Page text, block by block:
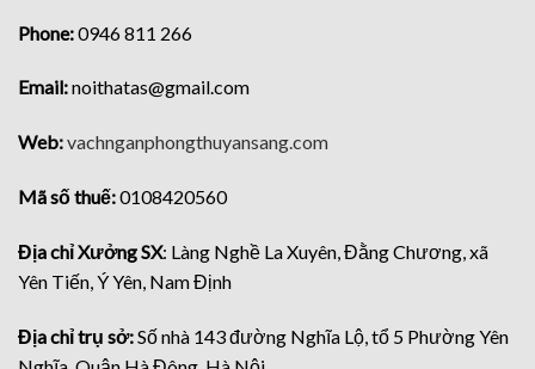
Phone:0946 811 266
Email:noithatas@gmail.com
Web:vachnganphongthuyansang.com
Mã số thuế:0108420560
Địa chỉ Xưởng SX: Làng Nghề La Xuyên, Đằng Chương, xã
Yên Tiến, Ý Yên, Nam Định
Địa chỉ trụ sở:Số nhà 143 đường Nghĩa Lộ, tổ 5 Phường Yên